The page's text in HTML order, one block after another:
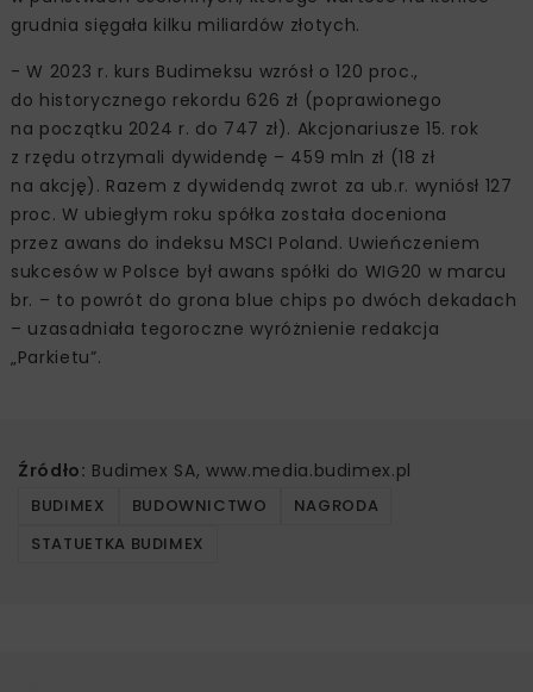
grudnia sięgała kilku miliardów złotych.
- W 2023 r. kurs Budimeksu wzrósł o 120 proc.,
do historycznego rekordu 626 zł (poprawionego
na początku ‎‎2024 r. do 747 zł). Akcjonariusze 15. rok
z rzędu otrzymali dywidendę – 459 mln zł (18 zł
na akcję). Razem z dywidendą zwrot za ub.r. wyniósł 127
proc. W ubiegłym roku spółka została doceniona
przez awans do ‎indeksu MSCI Poland. Uwieńczeniem
sukcesów w Polsce był awans spółki do WIG20 w marcu
br. – to ‎powrót do grona blue chips po dwóch dekadach
– uzasadniała tegoroczne wyróżnienie redakcja
„Parkietu”.
Źródło: Budimex SA, www.media.budimex.pl
BUDIMEX BUDOWNICTWO
NAGRODA
STATUETKA BUDIMEX